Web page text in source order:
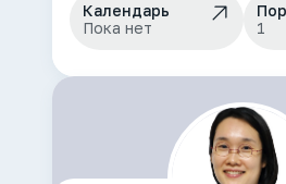
Календарь
Пока нет
1